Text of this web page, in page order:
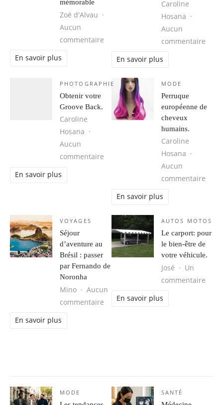
mémorable
Zoé d'Alvau
Aucun
commentaire sur Cuba, une destination idéale
En savoir plus
Caroline
Hosana
Aucun
commentaire
En savoir plus
PHOTOGRAPHIE
Obtenir votre
Groove Back.
Caroline
Hosana
Aucun
commentaire sur Obtenir votre Groove Back.
En savoir plus
MODE
Perruque
européenne de
cheveux
humains.
Caroline
Hosana
Aucun
commentaire
En savoir plus
VOYAGES
Séjour
d’aventure au
Brésil : passer
par Fernando de
Noronha
Mino
Aucun
commentaire sur Séjour d’aventure au Brésil :
En savoir plus
AUTOS MOTOS
Le carport: pour
le bien-être de
votre véhicule.
José
Un
commentaire
En savoir plus
MODE SANTÉ